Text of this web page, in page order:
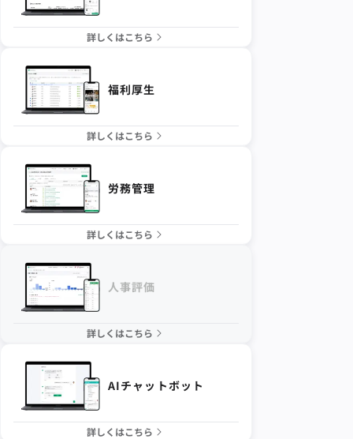
詳しくはこちら
福利厚生
詳しくはこちら
労務管理
詳しくはこちら
人事評価
詳しくはこちら
AIチャットボット
詳しくはこちら